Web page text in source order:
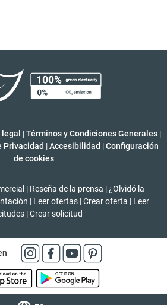
|Términos y Condiciones Generales |
Privacidad | Accesibilidad | Configuración
de cookies
| Reseña de la prensa | ¿Olvidó la
| Leer ofertas | Crear oferta | Leer
|Crear solicitud